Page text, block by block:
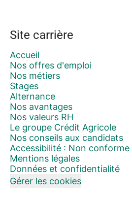
Site carrière
Accueil
Nos offres d'emploi
Nos métiers
Stages
Alternance
Nos avantages
Nos valeurs RH
Le groupe Crédit Agricole
Nos conseils aux candidats
Accessibilité : Non conforme
Mentions légales
Données et confidentialité
Gérer les cookies